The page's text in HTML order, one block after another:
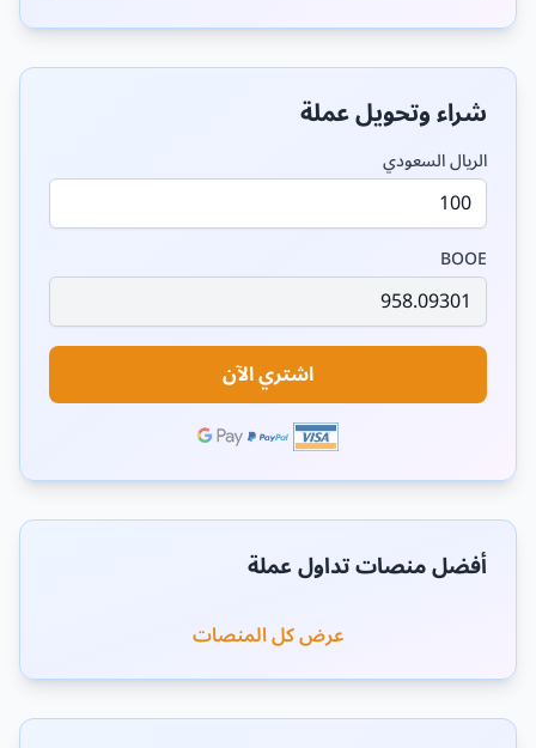
شراء وتحويل عملة
الريال السعودي
BOOE
اشتري الآن
أفضل منصات تداول عملة
عرض كل المنصات